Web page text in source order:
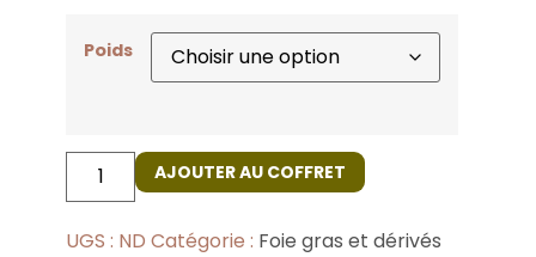
Poids
AJOUTER AU COFFRET
UGS : ND Catégorie : Foie gras et dérivés